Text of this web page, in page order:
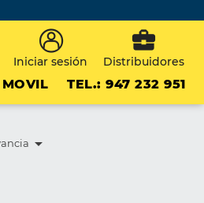
Iniciar sesión
business_center
Distribuidores
TEL.: 947 232 951
